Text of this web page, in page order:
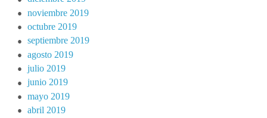
noviembre 2019
octubre 2019
septiembre 2019
agosto 2019
julio 2019
junio 2019
mayo 2019
abril 2019